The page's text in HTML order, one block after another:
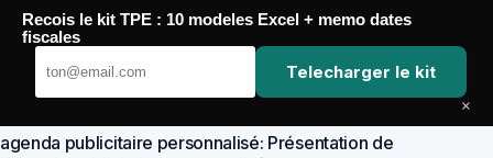
Passer
contenu
Comptabilité Job
agenda publicitaire personnalisé: Présentation de
Recois le kit TPE : 10 modeles Excel + memo dates
fiscales
Telecharger le kit
×